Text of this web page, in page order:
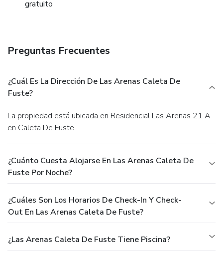
gratuito
Preguntas Frecuentes
¿Cuál Es La Dirección De Las Arenas Caleta De
Fuste?
La propiedad está ubicada en Residencial Las Arenas 21 A
en Caleta De Fuste.
¿Cuánto Cuesta Alojarse En Las Arenas Caleta De
Fuste Por Noche?
¿Cuáles Son Los Horarios De Check-In Y Check-
Out En Las Arenas Caleta De Fuste?
¿Las Arenas Caleta De Fuste Tiene Piscina?